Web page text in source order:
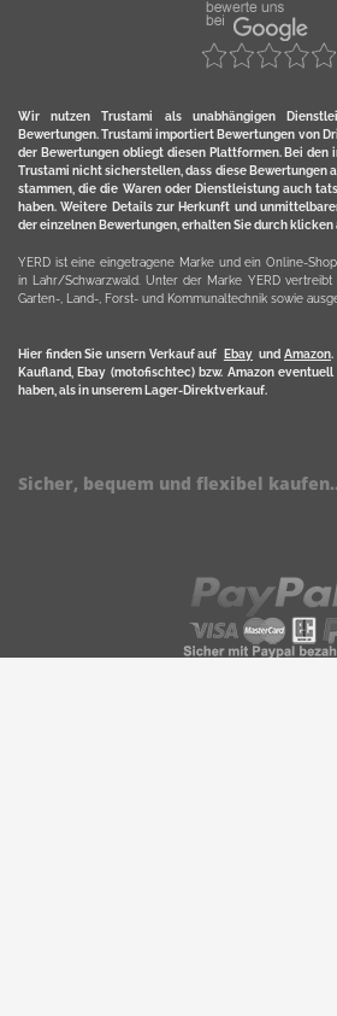
Wir nutzen Trustami als unabhängigen
Bewertungen. Trustami importiert Bewertungen von
der Bewertungen obliegt diesen Plattformen. Bei den
Trustami nicht sicherstellen, dass diese Bewertungen
stammen, die die Waren oder Dienstleistung auch
haben. Weitere Details zur Herkunft und
der einzelnen Bewertungen, erhalten Sie durch klicken
YERD ist eine eingetragene Marke und ein Online-
in Lahr/Schwarzwald. Unter der Marke YERD
Garten-, Land-, Forst- und Kommunaltechnik sowie
Hier finden Sie unsern Verkauf auf Ebayund Amazon.
Kaufland, Ebay (motofischtec) bzw. Amazon
haben, als in unserem Lager-Direktverkauf.
Sicher, bequem und flexibel